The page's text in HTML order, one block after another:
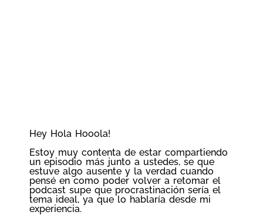
Hey Hola Hooola!
Estoy muy contenta de estar compartiendo
un episodio más junto a ustedes, se que
estuve algo ausente y la verdad cuando
pensé en como poder volver a retomar el
podcast supe que procrastinación sería el
tema ideal, ya que lo hablaría desde mi
experiencia.